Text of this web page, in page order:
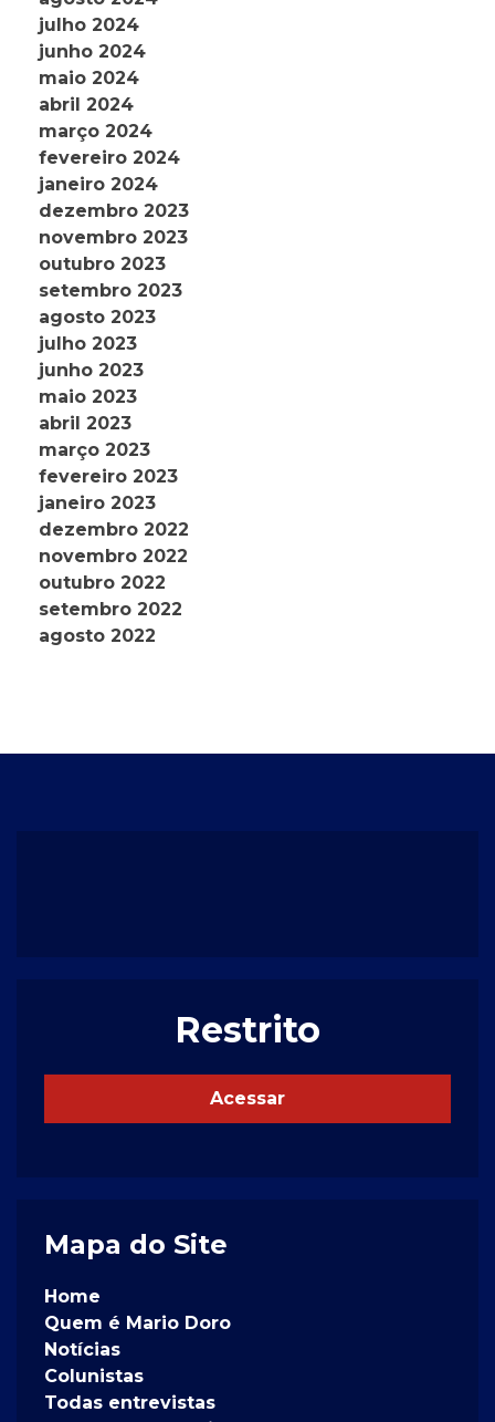
julho 2024
junho 2024
maio 2024
abril 2024
março 2024
fevereiro 2024
janeiro 2024
dezembro 2023
novembro 2023
outubro 2023
setembro 2023
agosto 2023
julho 2023
junho 2023
maio 2023
abril 2023
março 2023
fevereiro 2023
janeiro 2023
dezembro 2022
novembro 2022
outubro 2022
setembro 2022
agosto 2022
Restrito
Acessar
Mapa do Site
Home
Quem é Mario Doro
Notícias
Colunistas
Todas entrevistas